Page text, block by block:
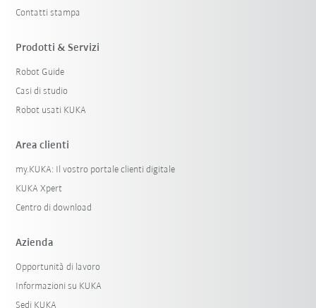
Contatti stampa
Prodotti & Servizi
Robot Guide
Casi di studio
Robot usati KUKA
Area clienti
my.KUKA: Il vostro portale clienti digitale
KUKA Xpert
Centro di download
Azienda
Opportunità di lavoro
Informazioni su KUKA
Sedi KUKA